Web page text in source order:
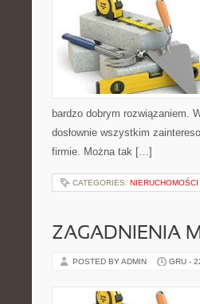
bardzo dobrym rozwiązaniem.
dosłownie wszystkim
firmie. Można tak […]
CATEGORIES: NIERUCHOMOŚCI
ZAGADNIENIA
POSTED BY ADMIN GRU -